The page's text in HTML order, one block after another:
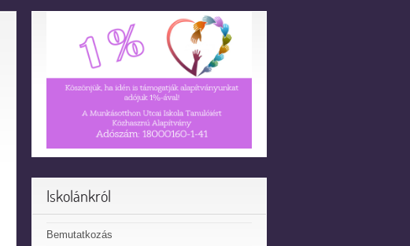
Iskolánkról
Bemutatkozás